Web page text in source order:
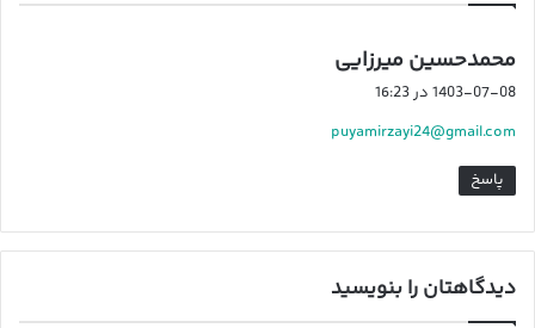
محمدحسین میرزایی
:
1403-07-08 در 16:23
puyamirzayi24@gmail.com
پاسخ
دیدگاهتان را بنویسید